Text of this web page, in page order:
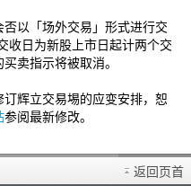
以「场外交易」形式进行交
收日为新股上市日起计两个交
卖指示将被取消。
辉立交易埸的应变安排，恕
参阅最新修改。
返回页首